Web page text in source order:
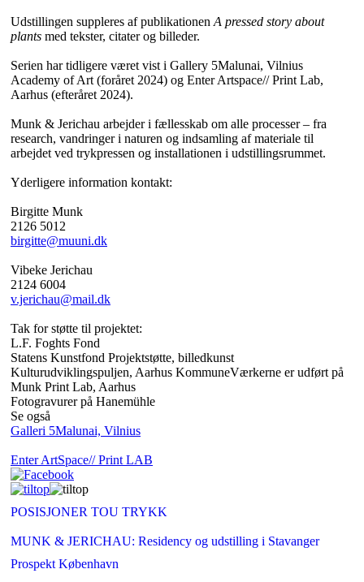
Udstillingen suppleres af publikationen A pressed story about
plants med tekster, citater og billeder.
Serien har tidligere været vist i Gallery 5Malunai, Vilnius
Academy of Art (foråret 2024) og Enter Artspace// Print Lab,
Aarhus (efteråret 2024).
Munk & Jerichau arbejder i fællesskab om alle processer – fra
research, vandringer i naturen og indsamling af materiale til
arbejdet ved trykpressen og installationen i udstillingsrummet.
Yderligere information kontakt:
Birgitte Munk
2126 5012
birgitte@muuni.dk
Vibeke Jerichau
2124 6004
v.jerichau@mail.dk
Tak for støtte til projektet:
L.F. Foghts Fond
Statens Kunstfond Projektstøtte, billedkunst
Kulturudviklingspuljen, Aarhus KommuneVærkerne er udført på
Munk Print Lab, Aarhus
Fotogravurer på Hanemühle
Se også
Galleri 5Malunai, Vilnius
Enter ArtSpace// Print LAB
POSISJONER TOU TRYKK
MUNK & JERICHAU: Residency og udstilling i Stavanger
Prospekt København